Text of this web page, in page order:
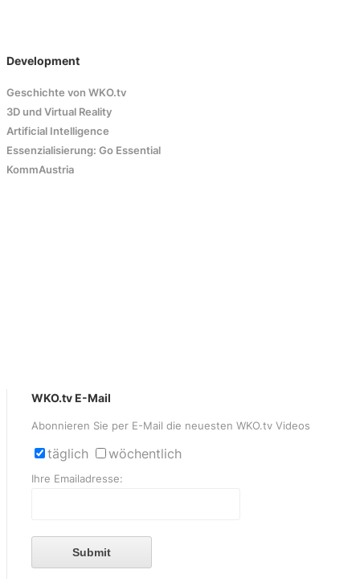
Development
Geschichte von WKO.tv
3D und Virtual Reality
Artificial Intelligence
Essenzialisierung: Go Essential
KommAustria
WKO.tv E-Mail
Abonnieren Sie per E-Mail die neuesten WKO.tv Videos
täglich wöchentlich
Ihre Emailadresse:
Submit